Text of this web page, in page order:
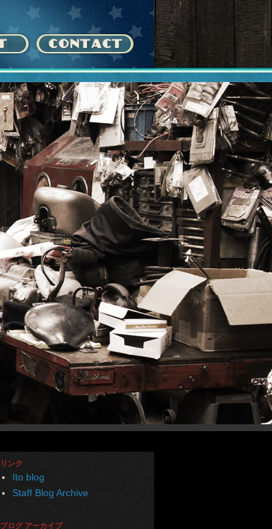
リンク
Ito blog
Staff Blog Archive
ブログ アーカイブ